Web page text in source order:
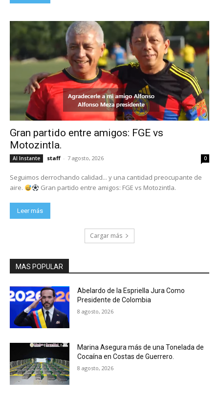
Gran partido entre amigos: FGE vs
Motozintla.
Al Instante staff - 7 agosto, 2026 0
Seguimos derrochando calidad... y una cantidad preocupante de
aire.
Gran partido entre amigos: FGE vs Motozintla.
Leer más
Cargar más
MAS POPULAR
Abelardo de la Espriella Jura Como
Presidente de Colombia
8 agosto, 2026
Marina Asegura más de una Tonelada de
Cocaína en Costas de Guerrero.
8 agosto, 2026